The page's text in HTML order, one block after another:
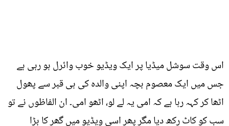
اس وقت سوشل میڈیا پر ایک ویڈیو خوب وائرل ہو رہی ہے
جس میں ایک معصوم بچہ اپنی والدہ کی ہی قبر سے پھول
اٹھا کر کہہ رہا ہے کہ امی یہ لے لو، اٹھو امی۔ ان الفاظوں نے تو
سب کو کاٹ رکھ دیا مگر پھر اسی ویڈیو میں گھر کا بڑا